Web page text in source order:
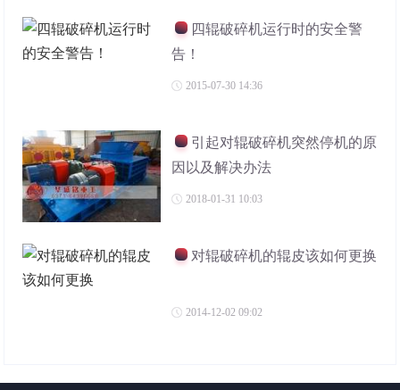
四辊破碎机运行时的安全警
告！
2015-07-30 14:36
引起对辊破碎机突然停机的原
因以及解决办法
2018-01-31 10:03
对辊破碎机的辊皮该如何更换
2014-12-02 09:02